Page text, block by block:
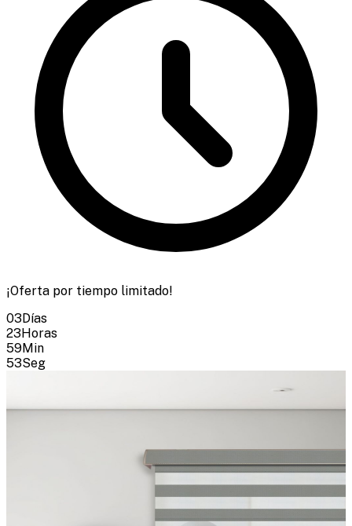
¡Oferta por tiempo limitado!
03Días
23Horas
59Min
51Seg